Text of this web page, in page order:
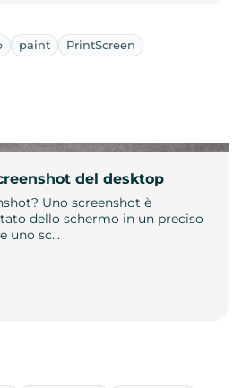
paint PrintScreen
del desktop
Uno screenshot è
dello schermo in un preciso
uno sc…